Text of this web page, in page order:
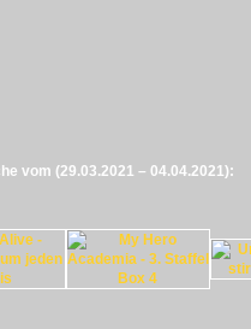
vom (29.03.2021 – 04.04.2021):